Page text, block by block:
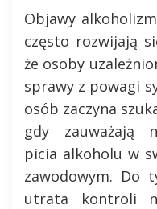
Objawy
często rozwijają
że osoby
sprawy z powagi
osób zaczyna
gdy zauważają
picia alkoholu w
zawodowym. Do
utrata kontroli